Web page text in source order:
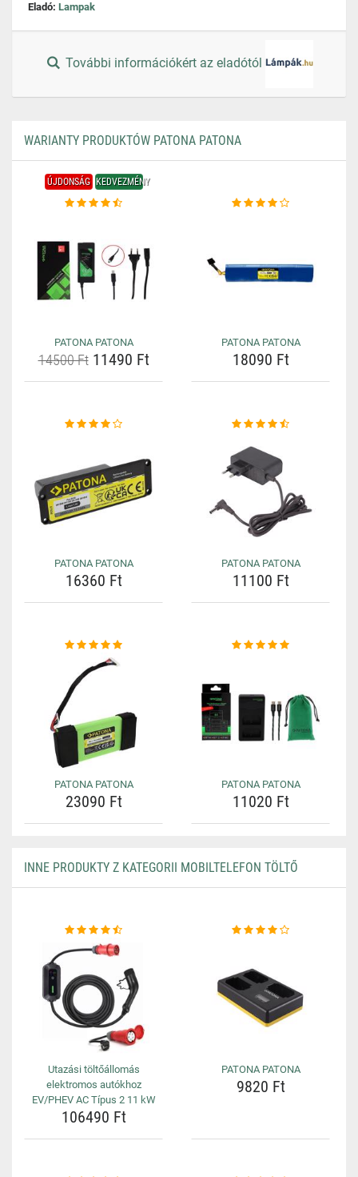
Eladó: Lampak
További információkért az eladótól
WARIANTY PRODUKTÓW PATONA PATONA
ÚJDONSÁG KEDVEZMÉNY
PATONA PATONA
14500 Ft11490 Ft
PATONA PATONA
18090 Ft
PATONA PATONA
16360 Ft
PATONA PATONA
11100 Ft
PATONA PATONA
23090 Ft
PATONA PATONA
11020 Ft
INNE PRODUKTY Z KATEGORII MOBILTELEFON TÖLTŐ
Utazási töltőállomás
elektromos autókhoz
EV/PHEV AC Típus 2 11 kW
106490 Ft
PATONA PATONA
9820 Ft